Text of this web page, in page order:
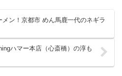
ン！京都市 めん馬鹿一代のネギラ
ハマー本店（心斎橋）の淳も